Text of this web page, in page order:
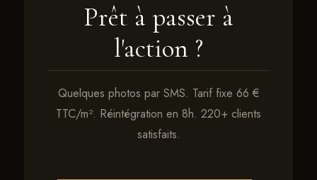
Prêt à passer à
l'action ?
Quelques photos par SMS. Tarif fixe 66 €
TTC/m². Réintégration en 8h. 220+ clients
satisfaits.